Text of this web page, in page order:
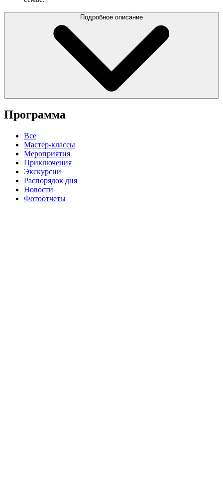
Подробное описание
Программа
Все
Мастер-классы
Мероприятия
Приключения
Экскурсии
Распорядок дня
Новости
Фотоотчеты